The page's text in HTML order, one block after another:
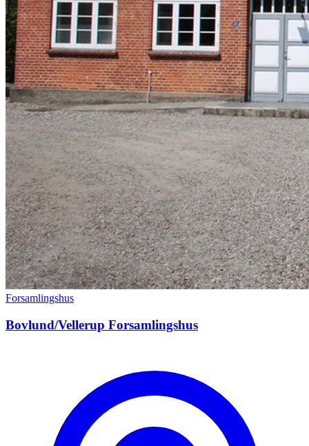
Forsamlingshus
Bovlund/Vellerup Forsamlingshus